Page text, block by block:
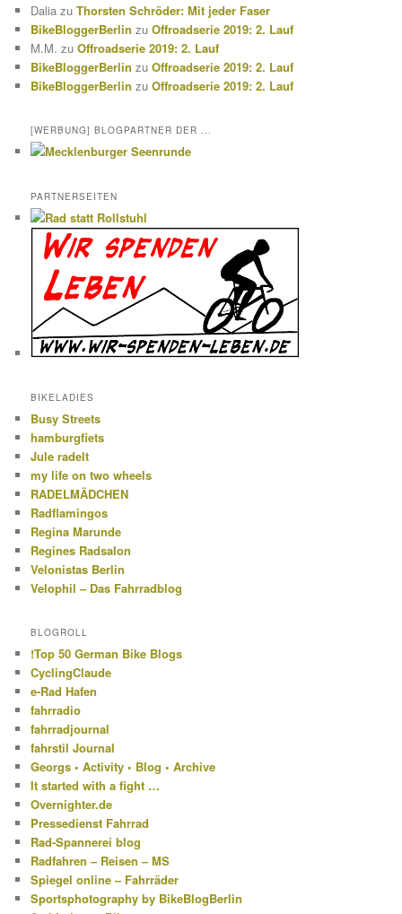
Dalia zuThorsten Schröder: Mit jeder Faser
BikeBloggerBerlin zuOffroadserie 2019: 2. Lauf
M.M. zuOffroadserie 2019: 2. Lauf
BikeBloggerBerlin zuOffroadserie 2019: 2. Lauf
BikeBloggerBerlin zuOffroadserie 2019: 2. Lauf
[WERBUNG] BLOGPARTNER DER ...
PARTNERSEITEN
BIKELADIES
Busy Streets
hamburgfiets
Jule radelt
my life on two wheels
RADELMÄDCHEN
Radflamingos
Regina Marunde
Regines Radsalon
Velonistas Berlin
Velophil – Das Fahrradblog
BLOGROLL
!Top 50 German Bike Blogs
CyclingClaude
e-Rad Hafen
fahrradio
fahrradjournal
fahrstil Journal
Georgs • Activity • Blog • Archive
It started with a fight …
Overnighter.de
Pressedienst Fahrrad
Rad-Spannerei blog
Radfahren – Reisen – MS
Spiegel online – Fahrräder
Sportsphotography by BikeBlogBerlin